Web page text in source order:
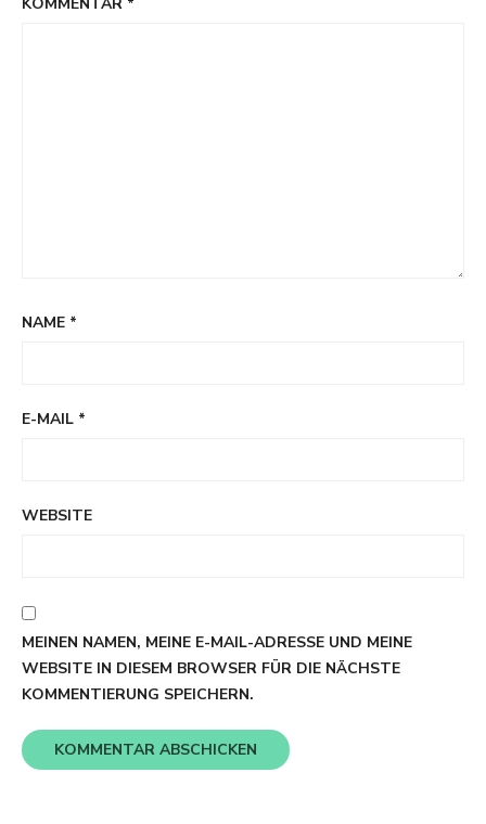
KOMMENTAR *
NAME *
E-MAIL *
WEBSITE
MEINEN NAMEN, MEINE E-MAIL-ADRESSE UND MEINE
WEBSITE IN DIESEM BROWSER FÜR DIE NÄCHSTE
KOMMENTIERUNG SPEICHERN.